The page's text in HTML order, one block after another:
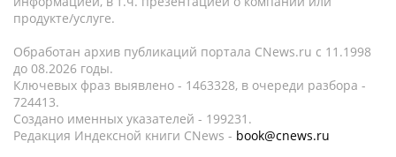
продукте/услуге.
Обработан архив публикаций портала CNews.ru c 11.1998
до 08.2026 годы.
Ключевых фраз выявлено - 1463328, в очереди разбора -
724413.
Создано именных указателей - 199231.
Редакция Индексной книги CNews - book@cnews.ru